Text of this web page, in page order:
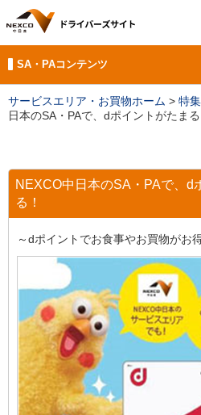
SA・PAコンテンツ
サービスエリア・お買物ホーム > 特
日本のSA・PAで、dポイントがたまる
NEXCO中日本のSA・PAで、d
る！
～dポイントでお食事やお買物がお